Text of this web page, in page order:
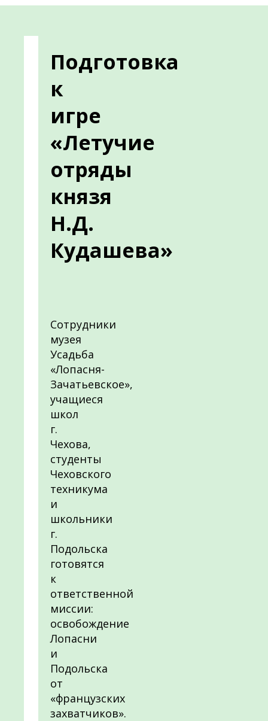
Подготовка
к
игре
«Летучие
отряды
князя
Н.Д.
Кудашева»
Сотрудники
музея
Усадьба
«Лопасня-
Зачатьевское»,
учащиеся
школ
г.
Чехова,
студенты
Чеховского
техникума
и
школьники
г.
Подольска
готовятся
к
ответственной
миссии:
освобождение
Лопасни
и
Подольска
от
«французских
захватчиков».